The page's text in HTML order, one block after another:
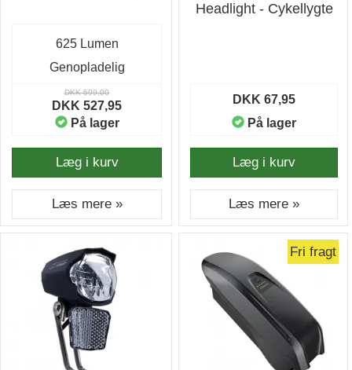
625 Lumen
Genopladelig
DKK 599,00
DKK 527,95
På lager
Læg i kurv
Læs mere »
Headlight - Cykellygte
DKK 67,95
På lager
Læg i kurv
Læs mere »
Fri fragt